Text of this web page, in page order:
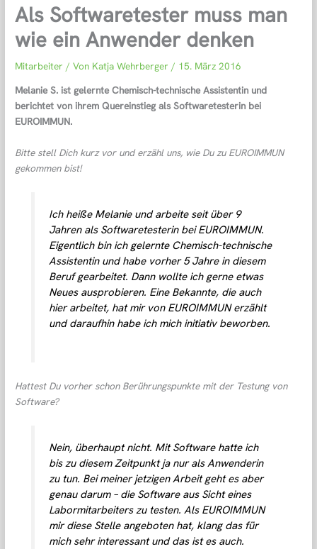
Als Softwaretester muss man
wie ein Anwender denken
Mitarbeiter / Von Katja Wehrberger / 15. März 2016
Melanie S. ist gelernte Chemisch-technische Assistentin und
berichtet von ihrem Quereinstieg als Softwaretesterin bei
EUROIMMUN.
Bitte stell Dich kurz vor und erzähl uns, wie Du zu EUROIMMUN
gekommen bist!
Ich heiße Melanie und arbeite seit über 9
Jahren als Softwaretesterin bei EUROIMMUN.
Eigentlich bin ich gelernte Chemisch-technische
Assistentin und habe vorher 5 Jahre in diesem
Beruf gearbeitet. Dann wollte ich gerne etwas
Neues ausprobieren. Eine Bekannte, die auch
hier arbeitet, hat mir von EUROIMMUN erzählt
und daraufhin habe ich mich initiativ beworben.
Hattest Du vorher schon Berührungspunkte mit der Testung von
Software?
Nein, überhaupt nicht. Mit Software hatte ich
bis zu diesem Zeitpunkt ja nur als Anwenderin
zu tun. Bei meiner jetzigen Arbeit geht es aber
genau darum – die Software aus Sicht eines
Labormitarbeiters zu testen. Als EUROIMMUN
mir diese Stelle angeboten hat, klang das für
mich sehr interessant und das ist es auch.